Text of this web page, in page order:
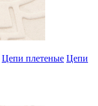
Цепи плетеные Цепи